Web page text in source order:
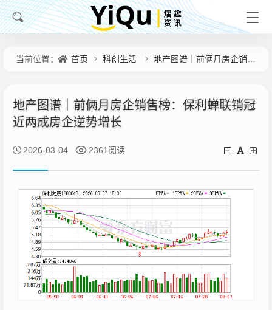
当前位置： 首页 科创生活 地产图谱｜前俩月房企销售榜：保利蝉联销冠 近两成房企逆势增长
地产图谱｜前俩月房企销售榜：保利蝉联销冠
近两成房企逆势增长
2026-03-04 2361阅读